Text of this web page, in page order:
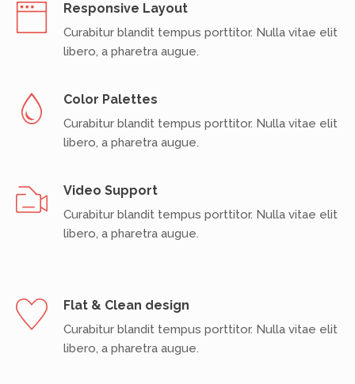
Responsive Layout
Curabitur blandit tempus porttitor. Nulla vitae elit
libero, a pharetra augue.
Color Palettes
Curabitur blandit tempus porttitor. Nulla vitae elit
libero, a pharetra augue.
Video Support
Curabitur blandit tempus porttitor. Nulla vitae elit
libero, a pharetra augue.
Flat & Clean design
Curabitur blandit tempus porttitor. Nulla vitae elit
libero, a pharetra augue.